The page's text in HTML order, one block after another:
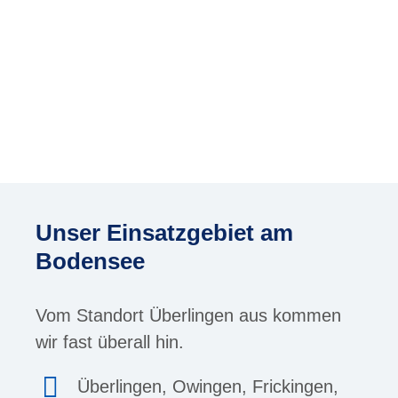
Unser Einsatzgebiet am
Bodensee
Vom Standort Überlingen aus kommen
wir fast überall hin.
Überlingen, Owingen, Frickingen,